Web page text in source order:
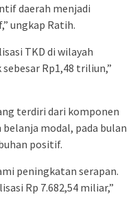
daerah menjadi
ungkap Ratih.
TKD di wilayah
Rp1,48 triliun,”
terdiri dari komponen
modal, pada bulan
positif.
peningkatan serapan.
Rp 7.682,54 miliar,”